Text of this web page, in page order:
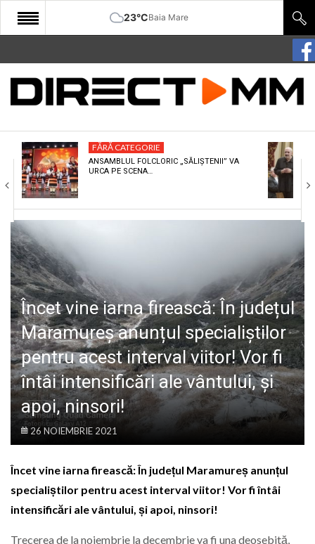
23°CBaia Mare
START
COMUNITATE
CULTURA
ECONOMIE
SANATATE
SPORT
SPECIAL
POLITIC
LIFE
FĂRĂ CATEGORIE
ANSAMBLUL FOLCLORIC „SĂLIȘTENII” VA
URCA PE SCENA…
Încet vine iarna firească: În județul
Maramureș anunțul specialiștilor
pentru acest interval viitor! Vor fi
întâi intensificări ale vântului, și
apoi, ninsori!
26 NOIEMBRIE 2021
Încet vine iarna firească: În județul Maramureș anunțul
specialiștilor pentru acest interval viitor! Vor fi întâi
intensificări ale vântului, și apoi, ninsori!
Trecerea de la noiembrie la decembrie va fi una deosebită,